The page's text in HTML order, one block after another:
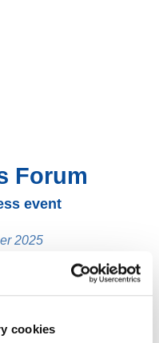
cookies
Forum
event
2025